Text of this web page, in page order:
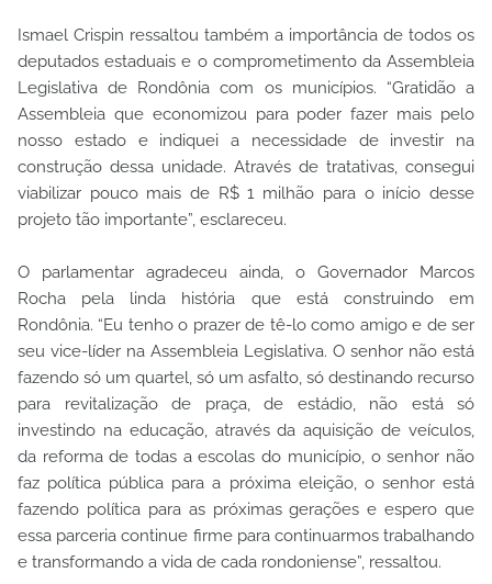
Ismael Crispin ressaltou também a importância de todos os
deputados estaduais e o comprometimento da Assembleia
Legislativa de Rondônia com os municípios. “Gratidão a
Assembleia que economizou para poder fazer mais pelo
nosso estado e indiquei a necessidade de investir na
construção dessa unidade. Através de tratativas, consegui
viabilizar pouco mais de R$ 1 milhão para o início desse
projeto tão importante”, esclareceu.
O parlamentar agradeceu ainda, o Governador Marcos
Rocha pela linda história que está construindo em
Rondônia. “Eu tenho o prazer de tê-lo como amigo e de ser
seu vice-líder na Assembleia Legislativa. O senhor não está
fazendo só um quartel, só um asfalto, só destinando recurso
para revitalização de praça, de estádio, não está só
investindo na educação, através da aquisição de veículos,
da reforma de todas a escolas do município, o senhor não
faz política pública para a próxima eleição, o senhor está
fazendo política para as próximas gerações e espero que
essa parceria continue firme para continuarmos trabalhando
e transformando a vida de cada rondoniense”, ressaltou.